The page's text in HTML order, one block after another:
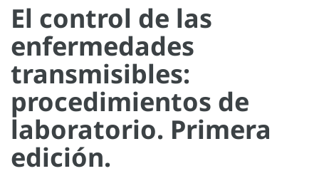
El control de las
enfermedades
transmisibles:
procedimientos de
laboratorio. Primera
edición.